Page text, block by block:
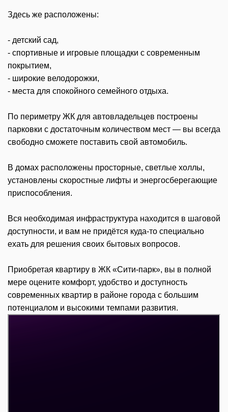
Здесь же расположены:
- детский сад,
- спортивные и игровые площадки с современным
покрытием,
- широкие велодорожки,
- места для спокойного семейного отдыха.
По периметру ЖК для автовладельцев построены
парковки с достаточным количеством мест — вы всегда
свободно сможете поставить свой автомобиль.
В домах расположены просторные, светлые холлы,
установлены скоростные лифты и энергосберегающие
приспособления.
Вся необходимая инфраструктура находится в шаговой
доступности, и вам не придётся куда-то специально
ехать для решения своих бытовых вопросов.
Приобретая квартиру в ЖК «Сити-парк», вы в полной
мере оцените комфорт, удобство и доступность
современных квартир в районе города с большим
потенциалом и высокими темпами развития.